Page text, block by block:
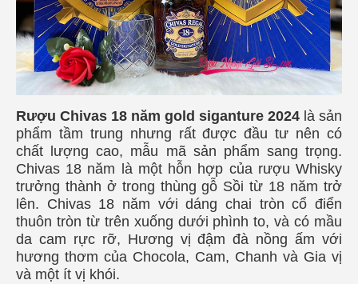
Rượu Chivas 18 năm gold siganture 2024 là sản
phẩm tầm trung nhưng rất được đầu tư nên có
chất lượng cao, mẫu mã sản phẩm sang trọng.
Chivas 18 năm là một hỗn hợp của rượu Whisky
trưởng thành ở trong thùng gỗ Sồi từ 18 năm trở
lên. Chivas 18 năm với dáng chai tròn cổ điển
thuôn tròn từ trên xuống dưới phình to, và có mầu
da cam rực rỡ, Hương vị đậm đà nồng ấm với
hương thơm của Chocola, Cam, Chanh và Gia vị
và một ít vị khói.